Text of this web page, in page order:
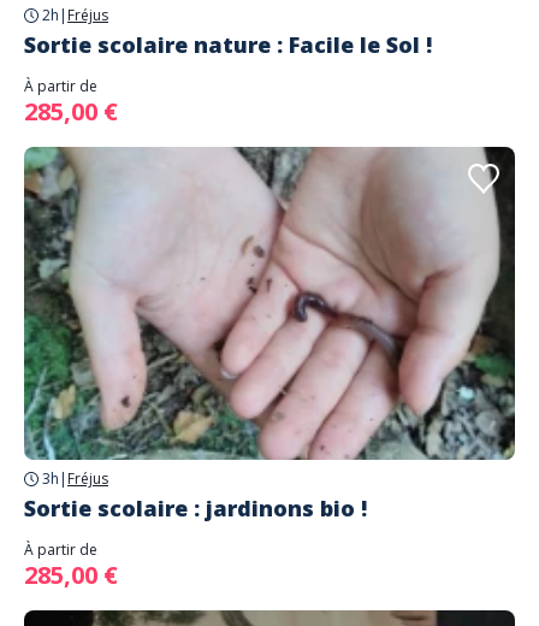
2h | Fréjus
Sortie scolaire nature : Facile le Sol !
À partir de
285,00 €
3h | Fréjus
Sortie scolaire : jardinons bio !
À partir de
285,00 €